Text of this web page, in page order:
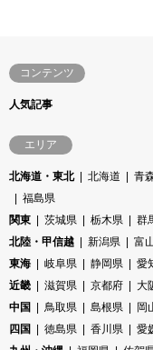
コンテンツ
人気記事
エリア
北海道・東北 北海道 青
福島県
関東
茨城県 栃木県 群
北陸・甲信越
新潟県 富
東海
岐阜県 静岡県 愛
近畿
滋賀県 京都府 大
中国
鳥取県 島根県 岡
四国
徳島県 香川県 愛